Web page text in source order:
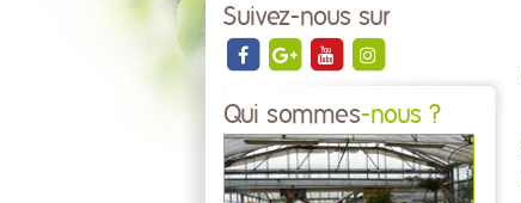
Suivez-nous sur
Qui sommes-nous ?